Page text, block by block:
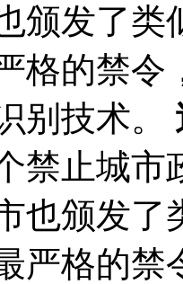
颁发了类
格的禁
别技术。
禁止城
也颁发了
严格的禁